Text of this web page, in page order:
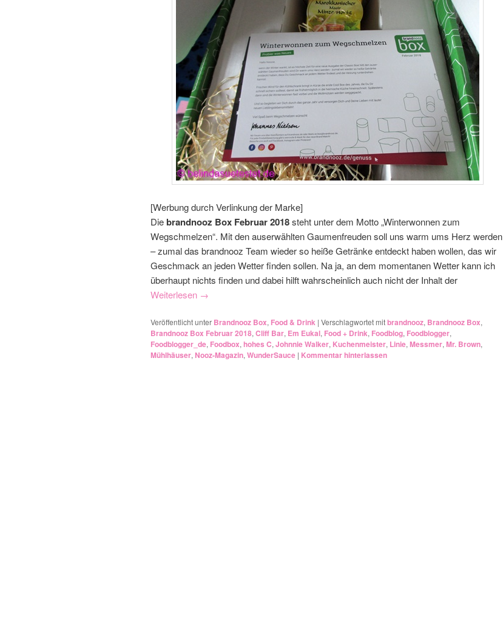
[Werbung durch Verlinkung der Marke]
Diebrandnooz Box Februar 2018steht unter dem Motto „Winterwonnen zum
Wegschmelzen“. Mit den auserwählten Gaumenfreuden soll uns warm ums Herz werden
– zumal das brandnooz Team wieder so heiße Getränke entdeckt haben wollen, das wir
Geschmack an jeden Wetter finden sollen. Na ja, an dem momentanen Wetter kann ich
überhaupt nichts finden und dabei hilft wahrscheinlich auch nicht der Inhalt der
Weiterlesen →
Veröffentlicht unter Brandnooz Box, Food & Drink | Verschlagwortet mitbrandnooz, Brandnooz Box,
Brandnooz Box Februar 2018, Cliff Bar, Em Eukal, Food + Drink, Foodblog, Foodblogger,
Foodblogger_de, Foodbox, hohes C, Johnnie Walker, Kuchenmeister, Linie, Messmer, Mr. Brown,
Mühlhäuser, Nooz-Magazin, WunderSauce | Kommentar hinterlassen